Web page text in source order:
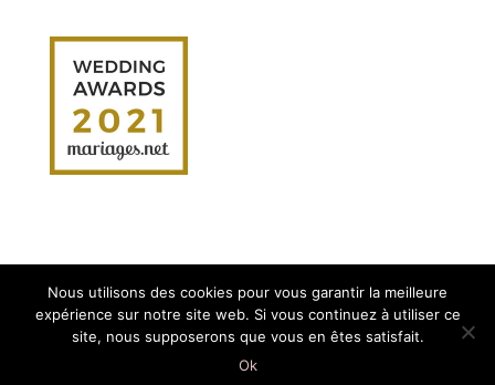
Création site internet : Myriam Corbet
Webcommunication
Nous utilisons des cookies pour vous garantir la meilleure
expérience sur notre site web. Si vous continuez à utiliser ce
site, nous supposerons que vous en êtes satisfait.
Ok